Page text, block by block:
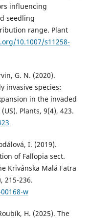
influencing
seedling
range. Plant
10.1007/s11258-
G. N. (2020).
invasive species:
in the invaded
Plants, 9(4), 423.
I. (2019).
of Fallopia sect.
Krivánska Malá Fatra
215-236.
w
H. (2025). The